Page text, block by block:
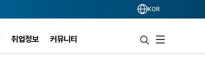
KOR
취업정보 커뮤니티